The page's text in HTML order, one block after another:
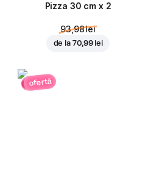
Pizza 30 cm x 2
93,98 lei
de la 70,99 lei
ofertă